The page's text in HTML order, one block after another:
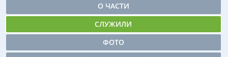
О ЧАСТИ
СЛУЖИЛИ
ФОТО